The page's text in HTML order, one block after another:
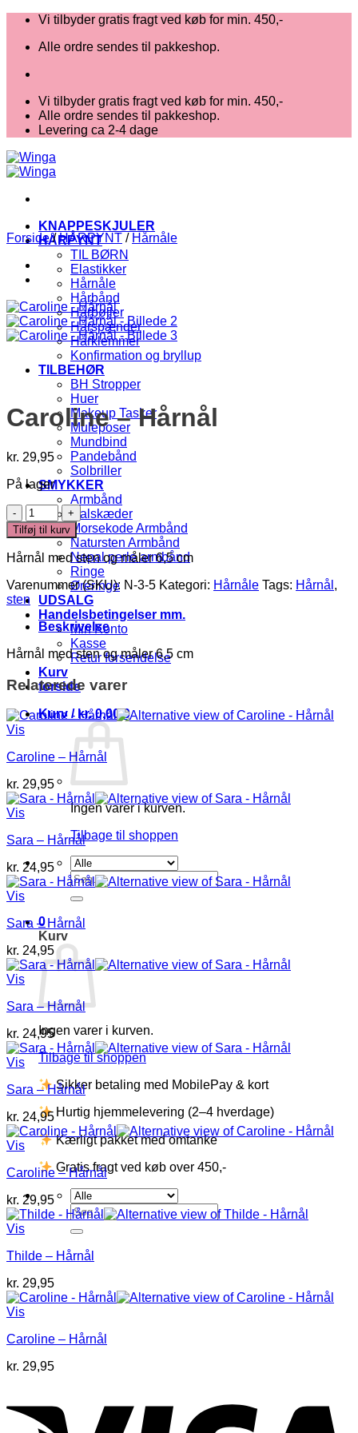
Fortsæt
indhold
Vi tilbyder gratis fragt ved køb for min. 450,-
Alle ordre sendes til pakkeshop.
Vi tilbyder gratis fragt ved køb for min. 450,-
Alle ordre sendes til pakkeshop.
Levering ca 2-4 dage
KNAPPESKJULER
HÅRPYNT
TIL BØRN
Elastikker
Hårnåle
Hårbånd
Hårbøjler
Hårspænder
Hårklemmer
Konfirmation og bryllup
TILBEHØR
BH Stropper
Huer
Makeup Tasker
Muleposer
Mundbind
Pandebånd
Solbriller
SMYKKER
Armbånd
Halskæder
Morsekode Armbånd
Natursten Armbånd
Nepal perle armbånd
Ringe
Øreringe
UDSALG
Handelsbetingelser mm.
Min Konto
Kasse
Retur forsendelse
Kurv
forside
Kurv / kr.0,00 0
Ingen varer i kurven.
Tilbage til shoppen
Søg
efter:
0
Kurv
Ingen varer i kurven.
Tilbage til shoppen
Sikker betaling med MobilePay & kort
Hurtig hjemmelevering (2–4 hverdage)
Kærligt pakket med omtanke
Gratis fragt ved køb over 450,-
Søg
efter:
Forside / HÅRPYNT / Hårnåle
Caroline – Hårnål
kr. 29,95
På lager
Caroline
-
Hårnål
antal
Tilføj til kurv
Hårnål med sten og måler 6,5 cm
Varenummer (SKU): N-3-5 Kategori: Hårnåle Tags: Hårnål ,
sten
Beskrivelse
Hårnål med sten og måler 6,5 cm
Relaterede varer
Vis
Caroline – Hårnål
kr. 29,95
Vis
Sara – Hårnål
kr. 24,95
Vis
Sara – Hårnål
kr. 24,95
Vis
Sara – Hårnål
kr. 24,95
Vis
Sara – Hårnål
kr. 24,95
Vis
Caroline – Hårnål
kr. 29,95
Vis
Thilde – Hårnål
kr. 29,95
Vis
Caroline – Hårnål
kr. 29,95